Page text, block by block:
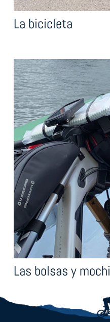
La bicicleta
Las bolsas y